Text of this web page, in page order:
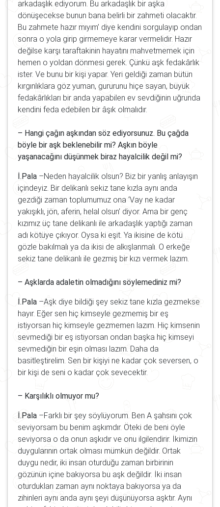
arkadaşlık ediyorum. Bu arkadaşlık bir aşka
dönüşecekse bunun bana belirli bir zahmeti olacaktır.
Bu zahmete hazır mıyım’ diye kendini sorgulayıp ondan
sonra o yola girip girmemeye karar vermelidir. Hazır
değilse karşı taraftakinin hayatını mahvetmemek için
hemen o yoldan dönmesi gerek. Çünkü aşk fedakârlık
ister. Ve bunu bir kişi yapar. Yeri geldiği zaman bütün
kırgınlıklara göz yuman, gururunu hiçe sayan, büyük
fedakârlıkları bir anda yapabilen ev sevdiğinin uğrunda
kendini feda edebilen bir âşık olmalıdır.
– Hangi çağın aşkından söz ediyorsunuz. Bu çağda
böyle bir aşk beklenebilir mi? Aşkın böyle
yaşanacağını düşünmek biraz hayalcilik değil mi?
İ.Pala –Neden hayalcilik olsun? Biz bir yanlış anlayışın
içindeyiz. Bir delikanlı sekiz tane kızla aynı anda
gezdiği zaman toplumumuz ona ‘Vay ne kadar
yakışıklı, jön, aferin, helal olsun’ diyor. Ama bir genç
kızımız üç tane delikanlı ile arkadaşlık yaptığı zaman
adı kötüye çıkıyor. Oysa ki eşit. Ya ikisine de kötü
gözle bakılmalı ya da ikisi de alkışlanmalı. O erkeğe
sekiz tane delikanlı ile gezmiş bir kızı vermek lazım.
– Aşklarda adaletin olmadığını söylemediniz mi?
İ.Pala –Aşk diye bildiği şey sekiz tane kızla gezmekse
hayır. Eğer sen hiç kimseyle gezmemiş bir eş
istiyorsan hiç kimseyle gezmemen lazım. Hiç kimsenin
sevmediği bir eş istiyorsan ondan başka hiç kimseyi
sevmediğin bir eşin olması lazım. Daha da
basitleştirelim. Sen bir kişiyi ne kadar çok seversen, o
bir kişi de seni o kadar çok sevecektir.
– Karşılıklı olmuyor mu?
İ.Pala –Farklı bir şey söylüyorum. Ben A şahsını çok
seviyorsam bu benim aşkımdır. Öteki de beni öyle
seviyorsa o da onun aşkıdır ve onu ilgilendirir. İkimizin
duygularının ortak olması mümkün değildir. Ortak
duygu nedir, iki insan oturduğu zaman birbirinin
gözünün içine bakıyorsa bu aşk değildir. İki insan
oturdukları zaman aynı noktaya bakıyorsa ya da
zihinleri aynı anda aynı şeyi düşünüyorsa aşktır. Aynı